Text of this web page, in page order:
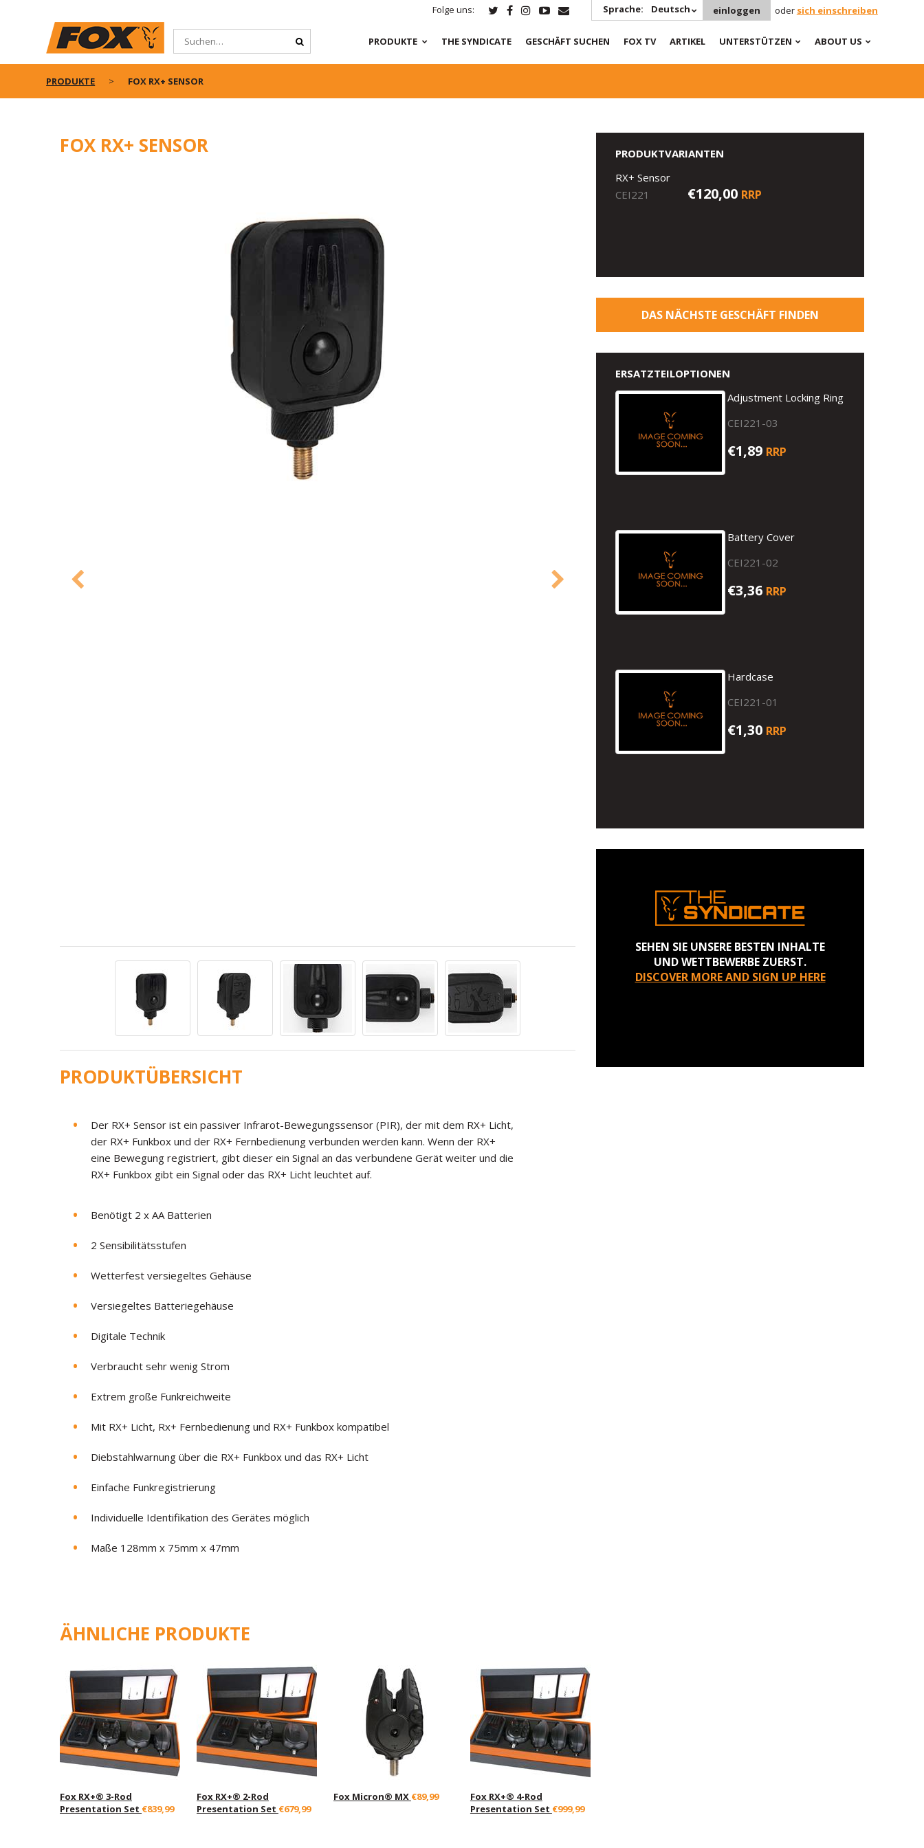
Folge uns: Sprache: Deutsch einloggen oder sich einschreiben
PRODUKTE THE SYNDICATE GESCHÄFT SUCHEN FOX TV ARTIKEL UNTERSTÜTZEN ABOUT US
PRODUKTE FOX RX+ SENSOR
FOX RX+ SENSOR
PRODUKTÜBERSICHT
Der RX+ Sensor ist ein passiver Infrarot-Bewegungssensor (PIR), der mit dem RX+ Licht,
der RX+ Funkbox und der RX+ Fernbedienung verbunden werden kann. Wenn der RX+
eine Bewegung registriert, gibt dieser ein Signal an das verbundene Gerät weiter und die
RX+ Funkbox gibt ein Signal oder das RX+ Licht leuchtet auf.
Benötigt 2 x AA Batterien
2 Sensibilitätsstufen
Wetterfest versiegeltes Gehäuse
Versiegeltes Batteriegehäuse
Digitale Technik
Verbraucht sehr wenig Strom
Extrem große Funkreichweite
Mit RX+ Licht, Rx+ Fernbedienung und RX+ Funkbox kompatibel
Diebstahlwarnung über die RX+ Funkbox und das RX+ Licht
Einfache Funkregistrierung
Individuelle Identifikation des Gerätes möglich
Maße 128mm x 75mm x 47mm
PRODUKTVARIANTEN
RX+ Sensor
CEI221
€120,00 RRP
DAS NÄCHSTE GESCHÄFT FINDEN
ERSATZTEILOPTIONEN
Adjustment Locking Ring
CEI221-03
€1,89 RRP
Battery Cover
CEI221-02
€3,36 RRP
Hardcase
CEI221-01
€1,30 RRP
SEHEN SIE UNSERE BESTEN INHALTE
UND WETTBEWERBE ZUERST.
DISCOVER MORE AND SIGN UP HERE
ÄHNLICHE PRODUKTE
Fox RX+® 3-Rod
Presentation Set €839,99
Fox RX+® 2-Rod
Presentation Set €679,99
Fox Micron® MX €89,99
Fox RX+® 4-Rod
Presentation Set €999,99